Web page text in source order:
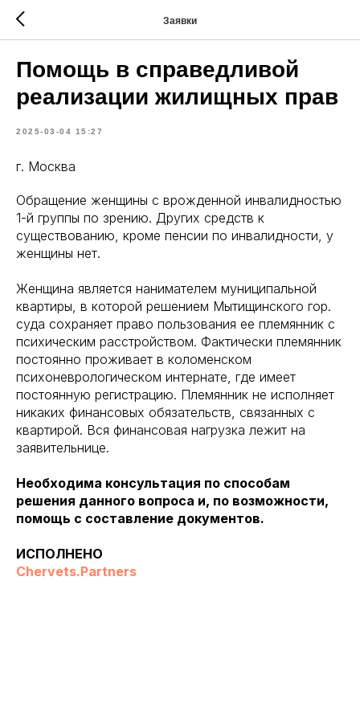
Заявки
Помощь в справедливой
реализации жилищных прав
2025-03-04 15:27
г. Москва
Обращение женщины с врожденной инвалидностью
1-й группы по зрению. Других средств к
существованию, кроме пенсии по инвалидности, у
женщины нет.
Женщина является нанимателем муниципальной
квартиры, в которой решением Мытищинского гор.
суда сохраняет право пользования ее племянник с
психическим расстройством. Фактически племянник
постоянно проживает в коломенском
психоневрологическом интернате, где имеет
постоянную регистрацию. Племянник не исполняет
никаких финансовых обязательств, связанных с
квартирой. Вся финансовая нагрузка лежит на
заявительнице.
Необходима консультация по способам
решения данного вопроса и, по возможности,
помощь с составление документов.
ИСПОЛНЕНО
Chervets.Partners